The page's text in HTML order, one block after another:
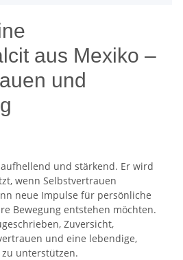
aus Mexiko –
und
und stärkend. Er wird
wenn Selbstvertrauen
neue Impulse für persönliche
Bewegung entstehen möchten.
Zuversicht,
und eine lebendige,
unterstützen.